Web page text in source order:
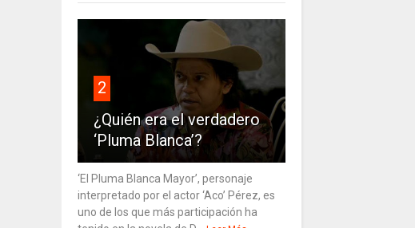
2
¿Quién era el verdadero
‘Pluma Blanca’?
‘El Pluma Blanca Mayor’, personaje
interpretado por el actor ‘Aco’ Pérez, es
uno de los que más participación ha